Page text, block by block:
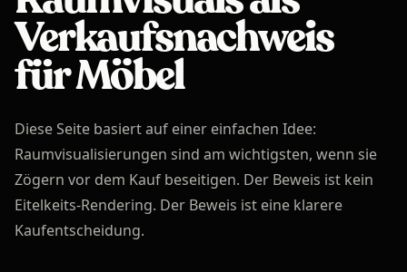
Verkaufsnachweis
für Möbel
Diese Seite basiert auf einer einfachen Idee:
Raumvisualisierungen sind am wichtigsten, wenn sie
Zögern vor dem Kauf beseitigen. Der Beweis ist kein
Eitelkeits-Rendering. Der Beweis ist eine klarere
Kaufentscheidung.